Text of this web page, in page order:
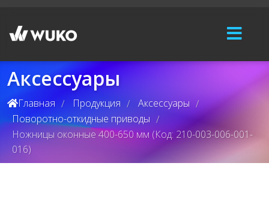
Аксессуары
Главная / Продукция / Аксессуары /
Поворотно-откидные приводы /
Ножницы оконные 400-650 мм (Код: 210-003-006-001-
016)